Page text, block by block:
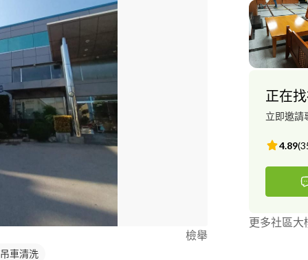
檢舉
車清洗
● 拆除.清運.
竹苗、台中清潔
fb粉專搜尋： # 璟來中
公司
正在
立即邀請
4.89(
更多社區大